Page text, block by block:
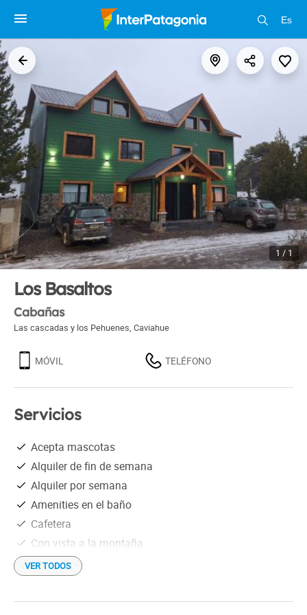
Es
1 / 1
Los Basaltos
Cabañas
Las cascadas y los Pehuenes, Caviahue
MÓVIL TELÉFONO
Servicios
Acepta mascotas
Alquiler de fin de semana
Alquiler por semana
Amenities en el baño
Cafetera
Con vista a la montaña
Ducha
Estacionamiento gratis
Heladera
VER TODOS